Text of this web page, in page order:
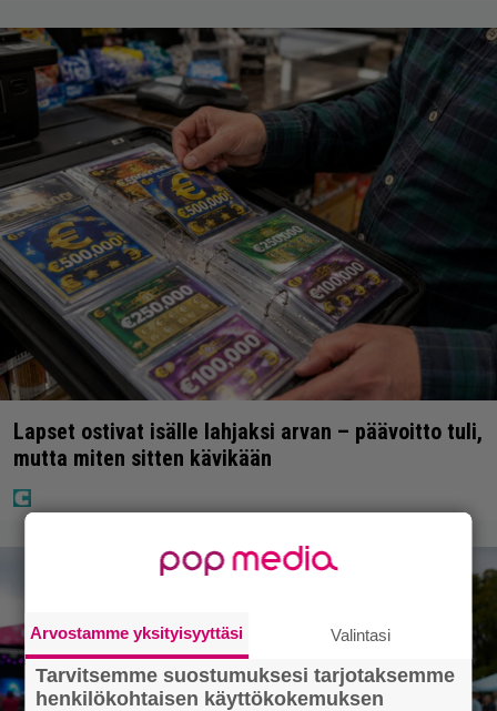
Lapset ostivat isälle lahjaksi arvan – päävoitto tuli,
mutta miten sitten kävikään
Arvostamme yksityisyyttäsi Valintasi
Tarvitsemme suostumuksesi tarjotaksemme
henkilökohtaisen käyttökokemuksen